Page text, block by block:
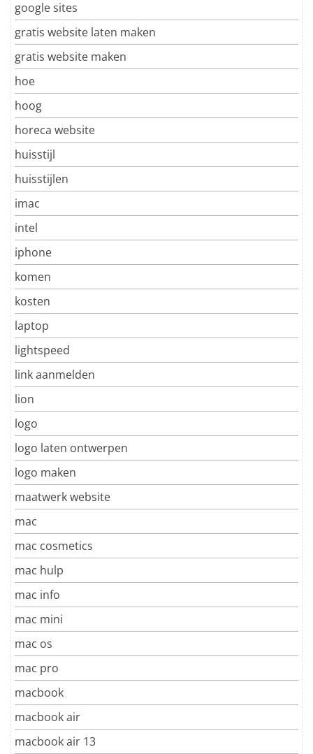
google sites
gratis website laten maken
gratis website maken
hoe
hoog
horeca website
huisstijl
huisstijlen
imac
intel
iphone
komen
kosten
laptop
lightspeed
link aanmelden
lion
logo
logo laten ontwerpen
logo maken
maatwerk website
mac
mac cosmetics
mac hulp
mac info
mac mini
mac os
mac pro
macbook
macbook air
macbook air 13